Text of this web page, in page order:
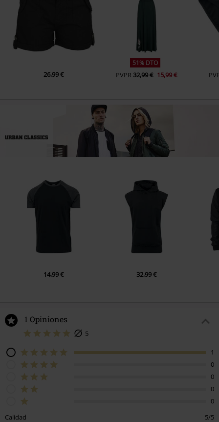
26,99 €
51% DTO
PVPR32,99 € 15,99 €
14,99 € 32,99 €
1 Opiniones
5
1
0
0
0
0
Calidad
5/5